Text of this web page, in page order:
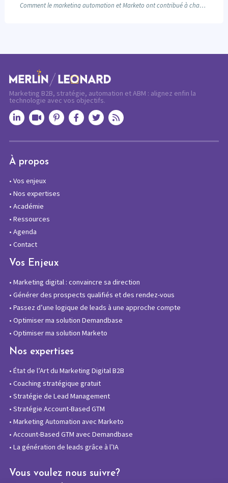
Comment le marketing automation et Marketo ont contribué à changer le marketing de l’AFP…
Marketing B2B, stratégie, automation et ABM : alignez enfin la
technologie avec vos objectifs.
À propos
• Vos enjeux
• Nos expertises
• Académie
• Ressources
• Agenda
• Contact
Vos Enjeux
• Marketing digital : convaincre sa direction
• Générer des prospects qualifiés et des rendez-vous
• Passez d’une logique de leads à une approche compte
• Optimiser ma solution Demandbase
• Optimiser ma solution Marketo
Nos expertises
• État de l’Art du Marketing Digital B2B
• Coaching stratégique gratuit
• Stratégie de Lead Management
• Stratégie Account-Based GTM
• Marketing Automation avec Marketo
• Account-Based GTM avec Demandbase
• La génération de leads grâce à l’IA
Vous voulez nous suivre?